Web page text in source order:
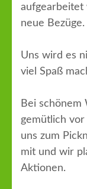
aufgearbeitet
neue Bezüge.
Uns wird es
viel Spaß
Bei schönem
gemütlich
uns zum
mit und wir
Aktionen.